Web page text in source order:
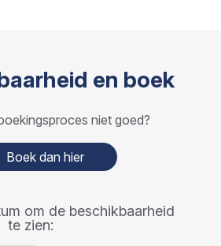
en boek
niet goed?
Boek dan hier
om de beschikbaarheid
te zien: